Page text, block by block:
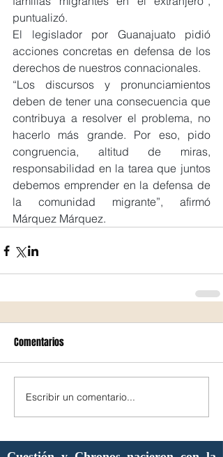
puntualizó.
El legislador por Guanajuato pidió
acciones concretas en defensa de los
derechos de nuestros connacionales.
“Los discursos y pronunciamientos
deben de tener una consecuencia que
contribuya a resolver el problema, no
hacerlo más grande. Por eso, pido
congruencia, altitud de miras,
responsabilidad en la tarea que juntos
debemos emprender en la defensa de
la comunidad migrante”, afirmó
Márquez Márquez.
Comentarios
Escribir un comentario...